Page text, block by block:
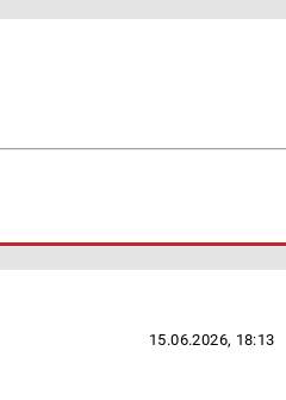
15.06.2026, 18:13